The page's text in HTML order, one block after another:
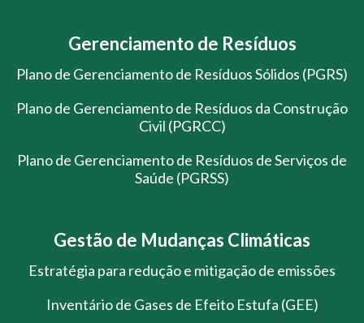
Gerenciamento de Resíduos
Plano de Gerenciamento de Resíduos Sólidos (PGRS)
Plano de Gerenciamento de Resíduos da Construção
Civil (PGRCC)
Plano de Gerenciamento de Resíduos de Serviços de
Saúde (PGRSS)
Gestão de Mudanças Climáticas
Estratégia para redução e mitigação de emissões
Inventário de Gases de Efeito Estufa (GEE)